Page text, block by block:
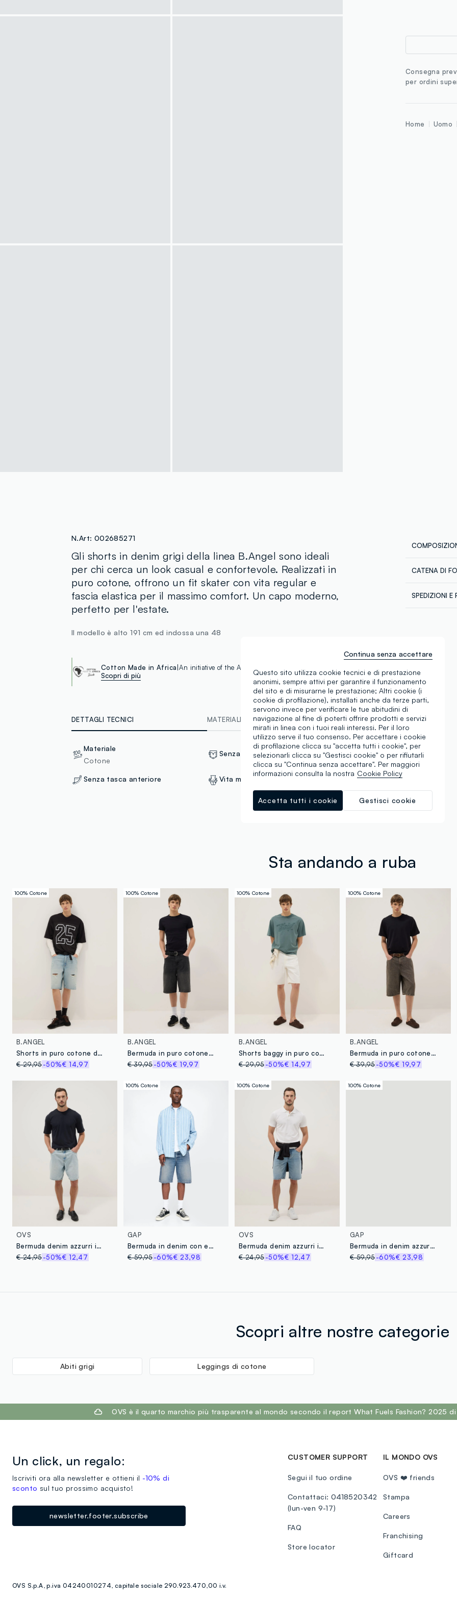
Consegna
per ordini
Home Uomo
N.Art: 002685271
Gli shorts in denim grigi della linea B.Angel sono ideali
per chi cerca un look casual e confortevole. Realizzati in
puro cotone, offrono un fit skater con vita regular e
fascia elastica per il massimo comfort. Un capo moderno,
perfetto per l'estate.
Il modello è alto 191 cm ed indossa una 48
Cotton Made in Africa An initiative of the Aid by Trade Foundation
Scopri di più
DETTAGLI TECNICI MATERIALI E FILIERA
Materiale
Cotone
Senza tasca posteriore
Senza tasca anteriore Vita media
CATENA DI
KASSIM PVT
SPEDIZIONI E
Sta andando a ruba
100% Cotone
B.ANGEL
Shorts in puro cotone denim azzurro skater fit con strappi
€ 29,95-50%€ 14,97
100% Cotone
B.ANGEL
Bermuda in puro cotone denim neri skater fit
€ 39,95-50%€ 19,97
100% Cotone
B.ANGEL
Shorts baggy in puro cotone bianco
€ 29,95-50%€ 14,97
100% Cotone
B.ANGEL
Bermuda in puro cotone denim marrone skater fit
€ 39,95-50%€ 19,97
OVS
Bermuda denim azzurri in misto cotone baggy fit
€ 24,95-50%€ 12,47
100% Cotone
GAP
Bermuda in denim con effetto slavato
€ 59,95-60%€ 23,98
100% Cotone
OVS
Bermuda denim azzurri in puro cotone regular fit
€ 24,95-50%€ 12,47
100% Cotone
GAP
Bermuda in denim azzurro
€ 59,95-60%€ 23,98
Scopri altre nostre categorie
Abiti grigi Leggings di cotone
OVS è il quarto marchio più trasparente al mondo secondo il report What Fuels Fashion? 2025 di
Un click, un regalo:
Iscriviti ora alla newsletter e ottieni il -10% di
sconto sul tuo prossimo acquisto!
newsletter.footer.subscribe
CUSTOMER SUPPORT
Segui il tuo ordine
Contattaci: 0418520342
(lun-ven 9-17)
FAQ
Store locator
IL MONDO OVS
OVS ❤️ friends
Stampa
Careers
Franchising
Giftcard
OVS S.p.A, p.iva 04240010274, capitale sociale 290.923.470,00 i.v.
Questo sito utilizza cookie tecnici e di prestazione
anonimi, sempre attivi per garantire il funzionamento
del sito e di misurarne le prestazione; Altri cookie (i
cookie di profilazione), installati anche da terze parti,
servono invece per verificare le tue abitudini di
navigazione al fine di poterti offrire prodotti e servizi
mirati in linea con i tuoi reali interessi. Per il loro
utilizzo serve il tuo consenso. Per accettare i cookie
di profilazione clicca su "accetta tutti i cookie", per
selezionarli clicca su "Gestisci cookie" o per rifiutarli
clicca su "Continua senza accettare". Per maggiori
informazioni consulta la nostra Cookie Policy
Gestisci cookie
Accetta tutti i cookie
Continua senza accettare